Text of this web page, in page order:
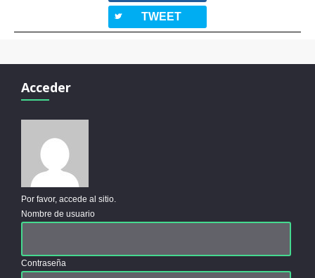
twitterbird TWEET
Acceder
Por favor, accede al sitio.
Nombre de usuario
Contraseña